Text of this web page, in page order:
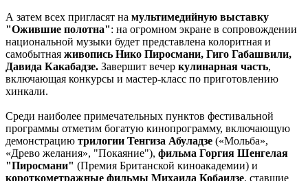
А затем всех пригласят на мультимедийную выставку
"Ожившие полотна": на огромном экране в сопровождении
национальной музыки будет представлена колоритная и
самобытная живопись Нико Пиросмани, Гиго Габашвили,
Давида Какабадзе. Завершит вечер кулинарная часть,
включающая конкурсы и мастер-класс по приготовлению
хинкали.
Среди наиболее примечательных пунктов фестивальной
программы отметим богатую кинопрограмму, включающую
демонстрацию трилогии Тенгиза Абуладзе («Мольба»,
«Древо желания», "Покаяние"), фильма Горгия Шенгелая
"Пиросмани" (Премия Британской киноакадемии) и
короткометражные фильмы Михаила Кобаидзе, ставшие